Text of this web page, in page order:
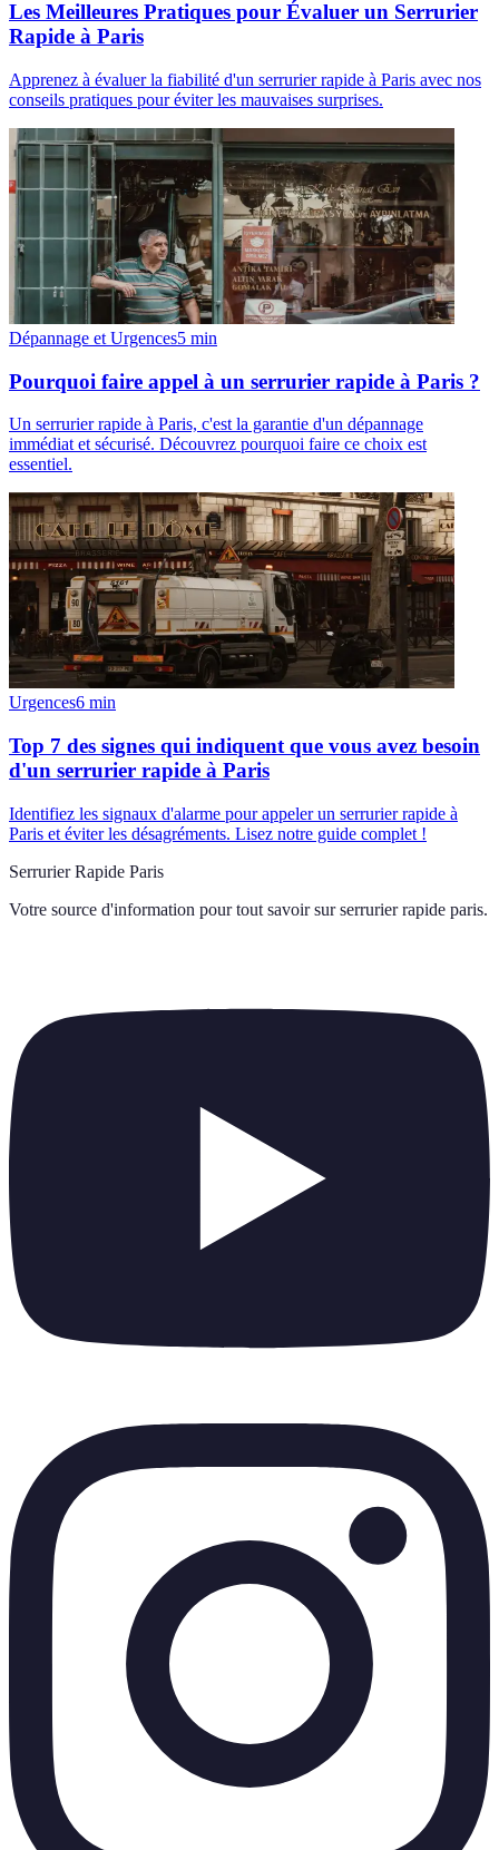
Les Meilleures Pratiques pour Évaluer un Serrurier
Rapide à Paris
Apprenez à évaluer la fiabilité d'un serrurier rapide à Paris avec nos
conseils pratiques pour éviter les mauvaises surprises.
Dépannage et Urgences5 min
Pourquoi faire appel à un serrurier rapide à Paris ?
Un serrurier rapide à Paris, c'est la garantie d'un dépannage
immédiat et sécurisé. Découvrez pourquoi faire ce choix est
essentiel.
Urgences6 min
Top 7 des signes qui indiquent que vous avez besoin
d'un serrurier rapide à Paris
Identifiez les signaux d'alarme pour appeler un serrurier rapide à
Paris et éviter les désagréments. Lisez notre guide complet !
Serrurier Rapide Paris
Votre source d'information pour tout savoir sur serrurier rapide paris.